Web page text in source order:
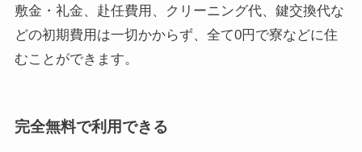
敷金・礼金、赴任費用、クリーニング代、鍵交換代な
どの初期費用は一切かからず、全て0円で寮などに住
むことができます。
完全無料で利用できる